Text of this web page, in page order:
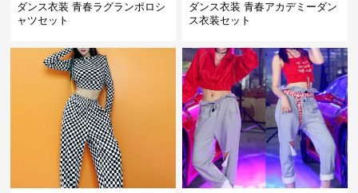
ダンス衣装 青春ラグランポロシ
ャツセット
ダンス衣装 青春アカデミーダン
ス衣装セット